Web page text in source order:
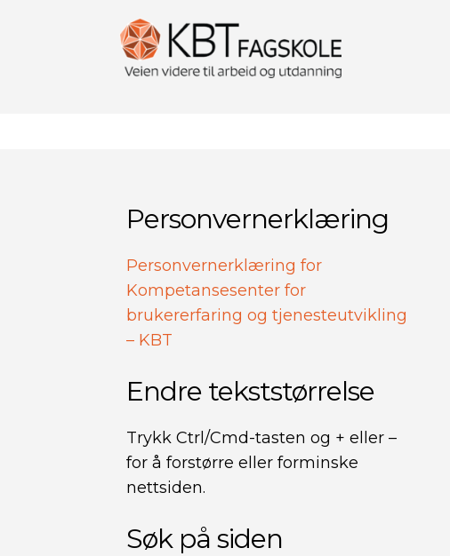
Personvernerklæring
Personvernerklæring for
Kompetansesenter for
brukererfaring og tjenesteutvikling
– KBT
Endre tekststørrelse
Trykk Ctrl/Cmd-tasten og + eller –
for å forstørre eller forminske
nettsiden.
Søk på siden